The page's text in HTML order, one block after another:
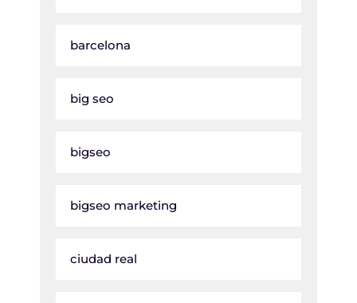
barcelona
big seo
bigseo
bigseo marketing
ciudad real